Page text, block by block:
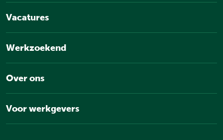
Vacatures
Werkzoekend
Over ons
Voor werkgevers